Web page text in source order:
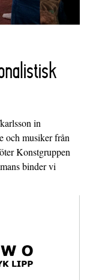
in
och musiker från
Konstgruppen
binder vi